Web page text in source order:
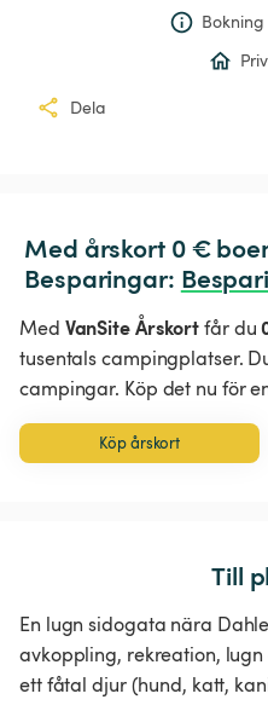
Dela
Med årskort 0 €
Besparingar:
Med VanSite Årskortfår du
tusentals campingplatser.
campingar. Köp det nu för
Köp årskort
Till
En lugn sidogata nära
avkoppling, rekreation,
ett fåtal djur (hund, katt,